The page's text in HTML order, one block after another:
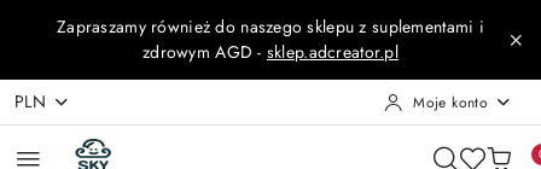
Przejdź do treści głównej
Przejdź do wyszukiwarki
Przejdź do moje konto
Przejdź do menu głównego
Przejdź do opisu produktu
Przejdź do stopki
Zapraszamy również do naszego sklepu z suplementami i
zdrowym AGD - sklep.adcreator.pl
PLN Moje konto